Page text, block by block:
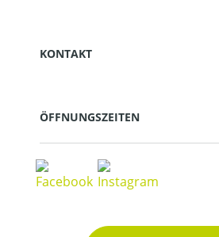
KONTAKT
ÖFFNUNGSZEITEN